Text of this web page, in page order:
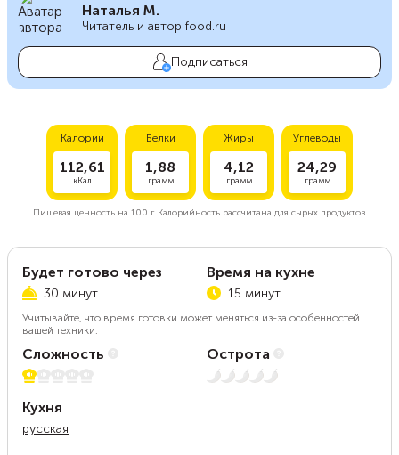
Наталья М.
Читатель и автор food.ru
Подписаться
Калории
112,61
кКал
Белки
1,88
грамм
Жиры
4,12
грамм
Углеводы
24,29
грамм
Пищевая ценность на 100 г.Калорийность рассчитана для сырых продуктов.
Будет готово через
30 минут
Время на кухне
15 минут
Учитывайте, что время готовки может меняться из-за особенностей
вашей техники.
Сложность
1 из 5
Острота
Нет остроты
Кухня
русская